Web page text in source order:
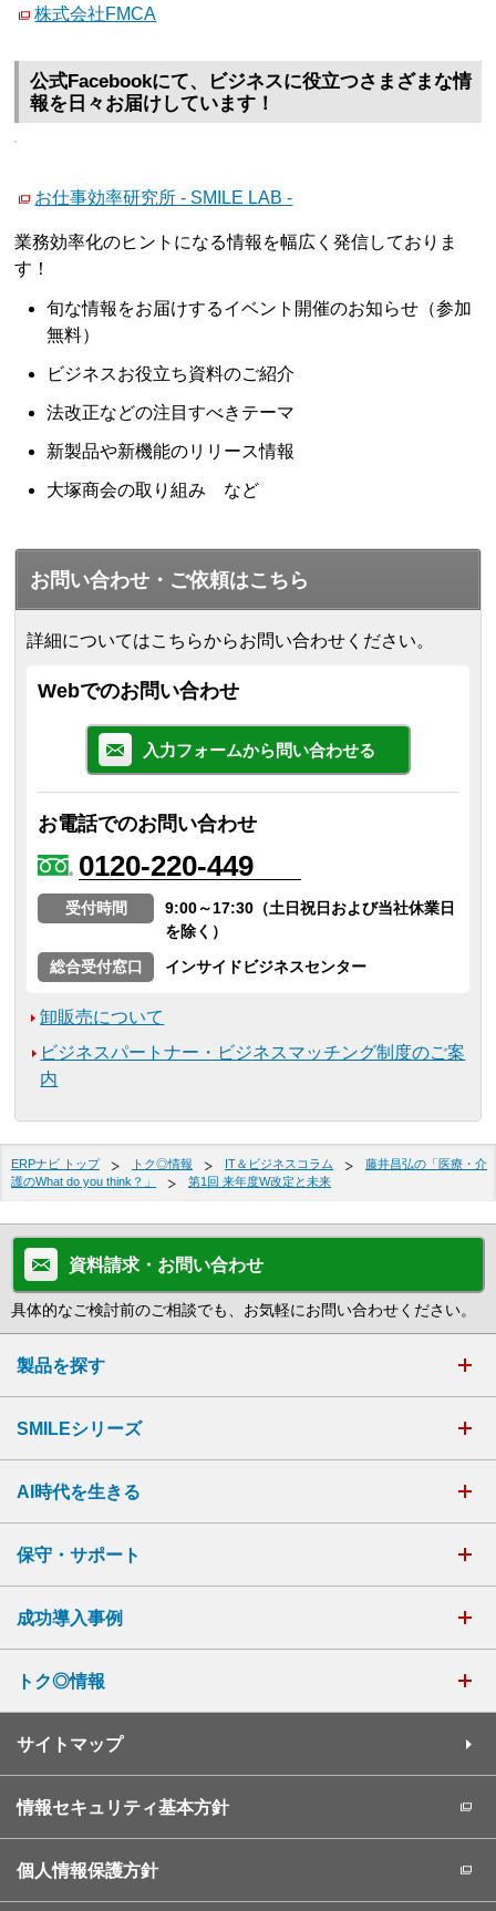
株式会社FMCA
公式Facebookにて、ビジネスに役立つさまざまな情
報を日々お届けしています！
お仕事効率研究所 - SMILE LAB -
業務効率化のヒントになる情報を幅広く発信しておりま
す！
旬な情報をお届けするイベント開催のお知らせ（参加
無料）
ビジネスお役立ち資料のご紹介
法改正などの注目すべきテーマ
新製品や新機能のリリース情報
大塚商会の取り組み など
お問い合わせ・ご依頼はこちら
詳細についてはこちらからお問い合わせください。
Webでのお問い合わせ
入力フォームから問い合わせる
お電話でのお問い合わせ
0120-220-449
受付時間
9:00～17:30（土日祝日および当社休業日
を除く）
総合受付窓口
インサイドビジネスセンター
卸販売について
ビジネスパートナー・ビジネスマッチング制度のご案
内
ERPナビ トップ トク◎情報 IT＆ビジネスコラム
藤井昌弘の「医療・介
護のWhat do you think？」
第1回 来年度W改定と未来
資料請求・お問い合わせ
具体的なご検討前のご相談でも、お気軽にお問い合わせください。
製品を探す
SMILEシリーズ
AI時代を生きる
保守・サポート
成功導入事例
トク◎情報
サイトマップ
情報セキュリティ基本方針
個人情報保護方針